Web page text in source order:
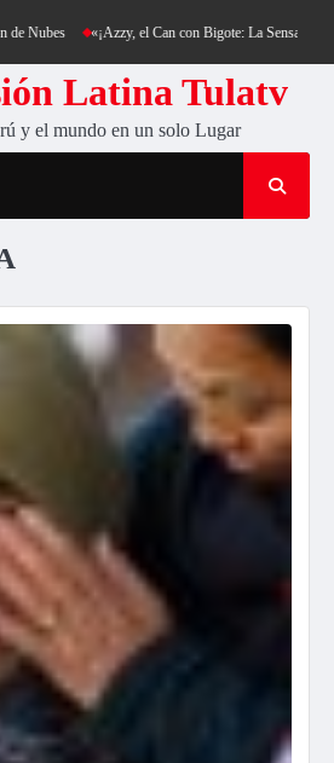
«¡Azzy, el Can con Bigote: La Sensación Peluda
Latina Tulatv
y el mundo en un solo Lugar